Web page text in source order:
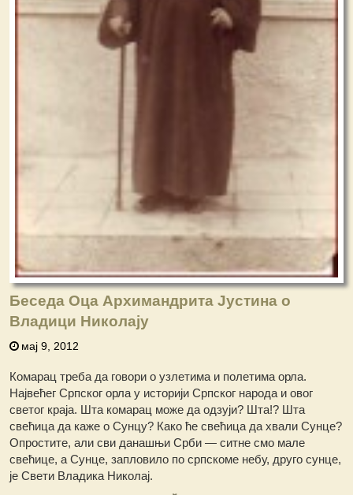
Беседа Оца Архимандрита Јустина о
Владици Николају
мај 9, 2012
Комарац треба да говори о узлетима и полетима орла.
Највећег Српског орла у историји Српског народа и овог
светог краја. Шта комарац може да одзуји? Шта!? Шта
свећица да каже о Сунцу? Како ће свећица да хвали Сунце?
Опростите, али сви данашњи Срби — ситне смо мале
свећице, а Сунце, запловило по српскоме небу, друго сунце,
је Свети Владика Николај.